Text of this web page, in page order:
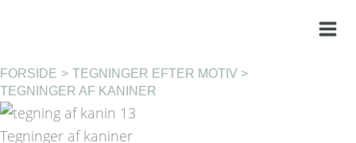
FORSIDE
TEGNINGER EFTER MOTIV
TEGNINGER AF KANINER
Tegninger af kaniner